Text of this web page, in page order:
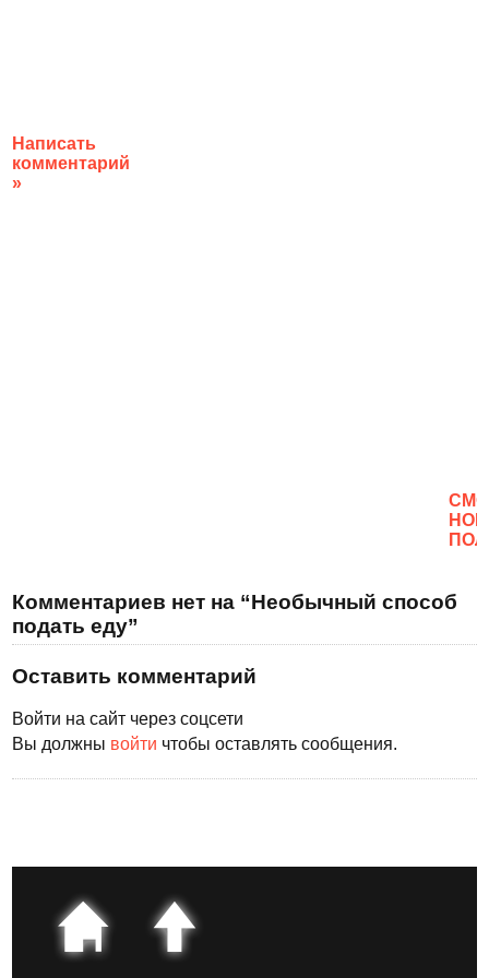
Написать
комментарий
»
Комментариев нет на “Необычный способ
подать еду”
Оставить комментарий
Войти на сайт через соцсети
Вы должны войти чтобы оставлять сообщения.